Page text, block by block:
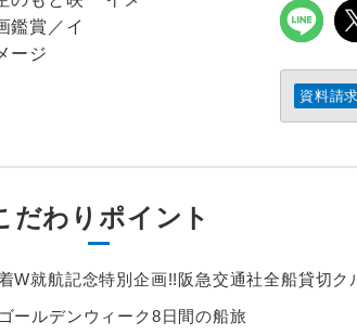
資料請求
だわりポイント
W就航記念特別企画!!阪急交通社全船貸切ク
ールデンウィーク8日間の船旅